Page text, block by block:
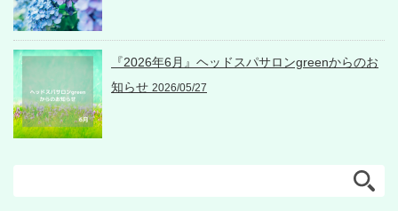
『2026年6月』ヘッドスパサロンgreenからのお
知らせ 2026/05/27